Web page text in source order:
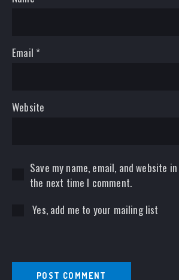
Email *
Website
Save my name, email, and website
the next time I comment.
Yes, add me to your mailing list